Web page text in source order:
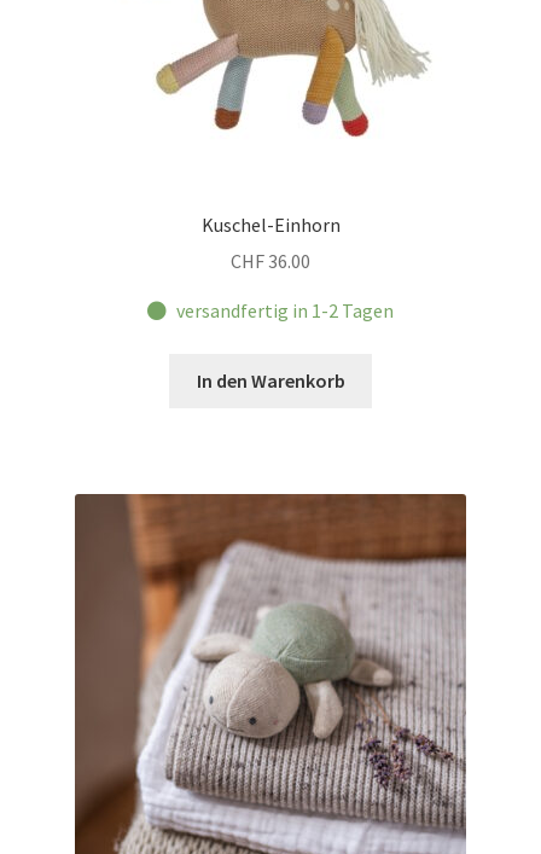
Kuschel-Einhorn
CHF36.00
versandfertig in 1-2 Tagen
In den Warenkorb